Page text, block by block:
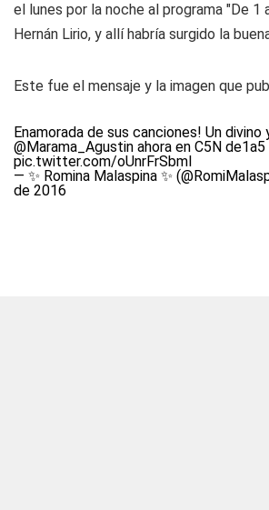
el lunes por la noche al programa "De 1
Hernán Lirio, y allí habría surgido la
Este fue el mensaje y la imagen que
Enamorada de sus canciones! Un divino
@Marama_Agustin ahora en C5N de1a5
pic.twitter.com/oUnrFrSbml
— ✨ Romina Malaspina ✨
de 2016